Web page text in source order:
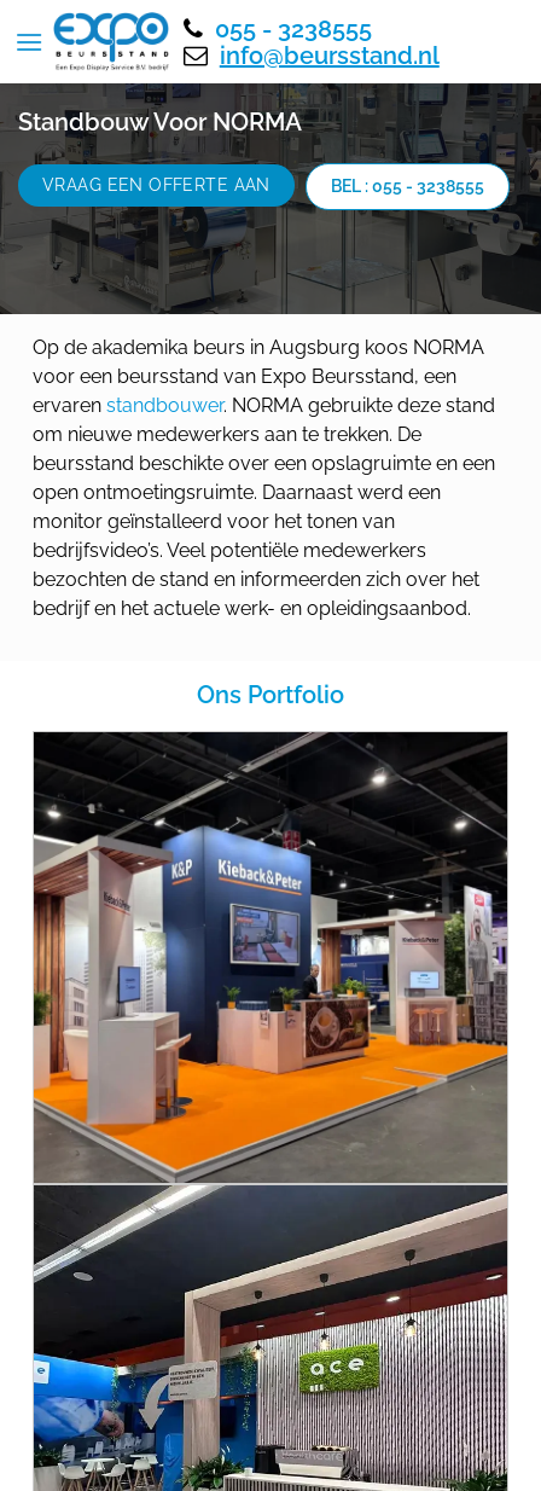
055 - 3238555
info@beursstand.nl
Standbouw Voor NORMA
VRAAG EEN OFFERTE AAN BEL : 055 - 3238555
Op de akademika beurs in Augsburg koos NORMA
voor een beursstand van Expo Beursstand, een
ervaren standbouwer. NORMA gebruikte deze stand
om nieuwe medewerkers aan te trekken. De
beursstand beschikte over een opslagruimte en een
open ontmoetingsruimte. Daarnaast werd een
monitor geïnstalleerd voor het tonen van
bedrijfsvideo’s. Veel potentiële medewerkers
bezochten de stand en informeerden zich over het
bedrijf en het actuele werk- en opleidingsaanbod.
Ons Portfolio